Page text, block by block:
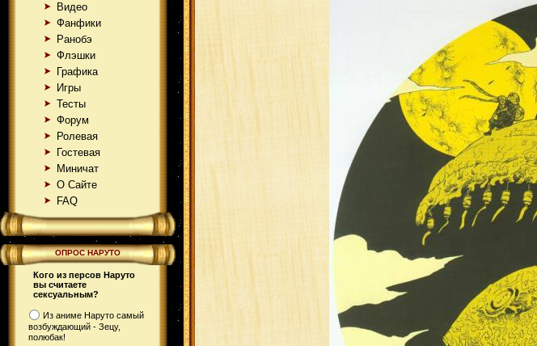
Видео
Фанфики
Ранобэ
Флэшки
Графика
Игры
Тесты
Форум
Ролевая
Гостевая
Миничат
О Сайте
FAQ
ОПРОС НАРУТО
Кого из персов Наруто
вы считаете
сексуальным?
Из аниме Наруто самый
возбуждающий - Зецу,
полюбак!